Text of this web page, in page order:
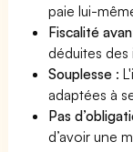
paie lui-
Fiscalité
déduites des
Souplesse :
adaptées à
Pas
d’avoir une